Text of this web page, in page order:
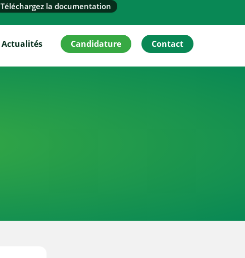
Téléchargez la documentation
Actualités Candidature Contact